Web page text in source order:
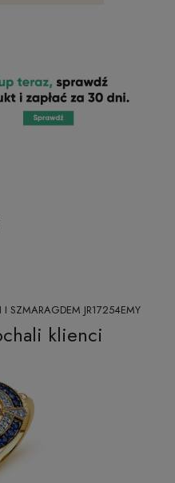
I SZMARAGDEM JR17254EMY
klienci